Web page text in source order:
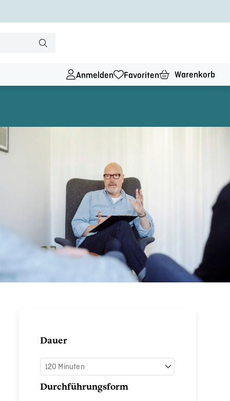
Anmelden Favoriten Warenkorb
Dauer
Durchführungsform
Anzeichen
Abhängigkeiten
erkennen
Menge